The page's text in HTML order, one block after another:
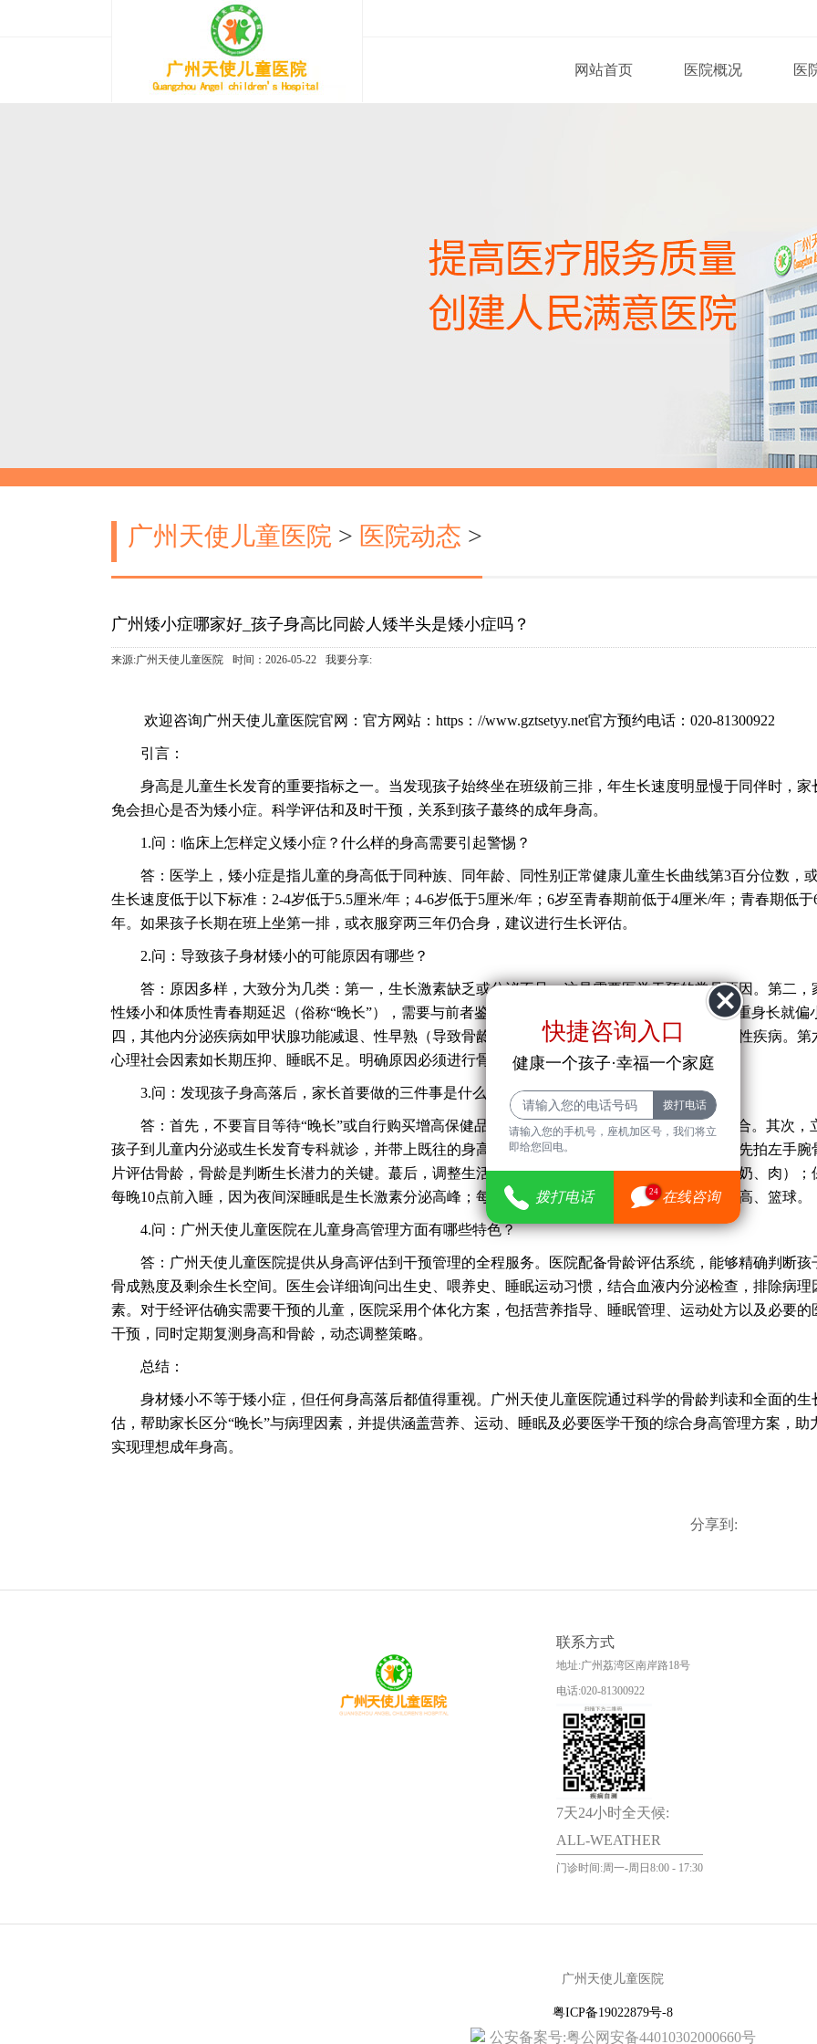
网站首页 医院概况 医
广州天使儿童医院 > 医院动态 >
广州矮小症哪家好_孩子身高比同龄人矮半头是矮小症吗？
来源:广州天使儿童医院 时间：2026-05-22 我要分享:
欢迎咨询广州天使儿童医院官网：官方网站：https：//www.gztsetyy.net官方预约电话：020-81300922
引言：
身高是儿童生长发育的重要指标之一。当发现孩子始终坐在班级前三排，年生长速度明显慢于同伴时，家
免会担心是否为矮小症。科学评估和及时干预，关系到孩子蕞终的成年身高。
1.问：临床上怎样定义矮小症？什么样的身高需要引起警惕？
答：医学上，矮小症是指儿童的身高低于同种族、同年龄、同性别正常健康儿童生长曲线第3百分位数，
生长速度低于以下标准：2-4岁低于5.5厘米/年；4-6岁低于5厘米/年；6岁至青春期前低于4厘米/年；青春期低于
年。如果孩子长期在班上坐第一排，或衣服穿两三年仍合身，建议进行生长评估。
2.问：导致孩子身材矮小的可能原因有哪些？
答：原因多样，大致分为几类：第一，生长激素缺乏或分泌不足，这是需要医学干预的常见原因。第二，
性矮小和体质性青春期延迟（俗称“晚长”），需要与前者鉴别。第三，宫内发育迟缓，即出生时体重身长就偏
四，其他内分泌疾病如甲状腺功能减退、性早熟（导致骨龄提前闭合）。第五，营养吸收障碍或慢性疾病。第
心理社会因素如长期压抑、睡眠不足。明确原因必须进行骨龄检测、生长激素激发试验等检查。
3.问：发现孩子身高落后，家长首要做的三件事是什么？
答：首先，不要盲目等待“晚长”或自行购买增高保健品，这可能耽误干预时机甚至加速骨龄闭合。其次，
孩子到儿童内分泌或生长发育专科就诊，并带上既往的身高体重记录（如保健手册）。医生通常会先拍左手腕
片评估骨龄，骨龄是判断生长潜力的关键。蕞后，调整生活方式：确保每天摄入足量蛋白质（蛋、奶、肉）；
每晚10点前入睡，因为夜间深睡眠是生长激素分泌高峰；每天进行30分钟以上纵向运动如跳绳、摸高、篮球。
4.问：广州天使儿童医院在儿童身高管理方面有哪些特色？
答：广州天使儿童医院提供从身高评估到干预管理的全程服务。医院配备骨龄评估系统，能够精确判断孩
骨成熟度及剩余生长空间。医生会详细询问出生史、喂养史、睡眠运动习惯，结合血液内分泌检查，排除病理
素。对于经评估确实需要干预的儿童，医院采用个体化方案，包括营养指导、睡眠管理、运动处方以及必要的
干预，同时定期复测身高和骨龄，动态调整策略。
总结：
身材矮小不等于矮小症，但任何身高落后都值得重视。广州天使儿童医院通过科学的骨龄判读和全面的生
估，帮助家长区分“晚长”与病理因素，并提供涵盖营养、运动、睡眠及必要医学干预的综合身高管理方案，助
实现理想成年身高。
分享到:
联系方式
地址:广州荔湾区南岸路18号
电话:020-81300922
7天24小时全天候:
ALL-WEATHER
门诊时间:周一-周日8:00 - 17:30
广州天使儿童医院
粤ICP备19022879号-8
公安备案号:粤公网安备44010302000660号
快捷咨询入口
健康一个孩子·幸福一个家庭
请输入您的手机号，座机加区号，我们将立
即给您回电。
拨打电话 24 在线咨询